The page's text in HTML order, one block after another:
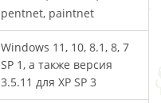
pentnet, paintnet
Windows 11, 10, 8.1, 8, 7
SP 1, а также версия
3.5.11 для XP SP 3